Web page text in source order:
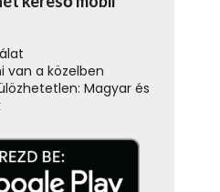
van a közelben
Magyar és